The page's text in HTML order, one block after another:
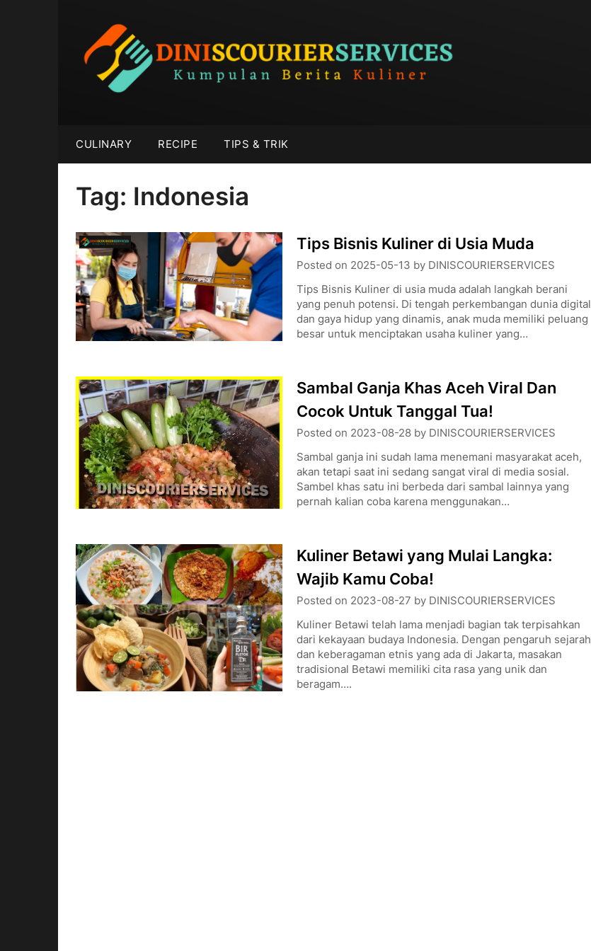
CULINARY RECIPE TIPS & TRIK
Tag: Indonesia
Tips Bisnis Kuliner di Usia Muda
Posted on 2025-05-13 by DINISCOURIERSERVICES
Tips Bisnis Kuliner di usia muda adalah langkah berani
yang penuh potensi. Di tengah perkembangan dunia digital
dan gaya hidup yang dinamis, anak muda memiliki peluang
besar untuk menciptakan usaha kuliner yang…
Sambal Ganja Khas Aceh Viral Dan
Cocok Untuk Tanggal Tua!
Posted on 2023-08-28by DINISCOURIERSERVICES
Sambal ganja ini sudah lama menemani masyarakat aceh,
akan tetapi saat ini sedang sangat viral di media sosial.
Sambel khas satu ini berbeda dari sambal lainnya yang
pernah kalian coba karena menggunakan…
Kuliner Betawi yang Mulai Langka:
Wajib Kamu Coba!
Posted on 2023-08-27 by DINISCOURIERSERVICES
Kuliner Betawi telah lama menjadi bagian tak terpisahkan
dari kekayaan budaya Indonesia. Dengan pengaruh sejarah
dan keberagaman etnis yang ada di Jakarta, masakan
tradisional Betawi memiliki cita rasa yang unik dan
beragam….